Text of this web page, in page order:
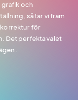
grafik och
så tar vi fram
för
Det perfekta valet